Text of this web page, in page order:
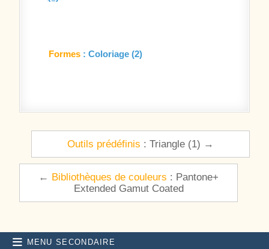
Formes : Coloriage (2)
Navigation de l’article
Outils prédéfinis : Triangle (1) →
← Bibliothèques de couleurs : Pantone+
Extended Gamut Coated
MENU SECONDAIRE